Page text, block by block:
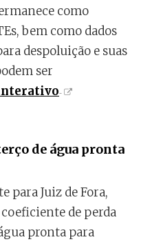
como
bem como dados
despoluição e suas
ser
de água pronta
para Juiz de Fora,
de perda
pronta para